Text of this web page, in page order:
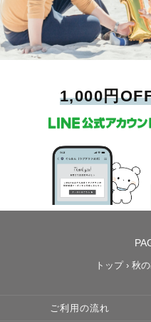
1,000円
トップ› 秋
ご利用の流れ